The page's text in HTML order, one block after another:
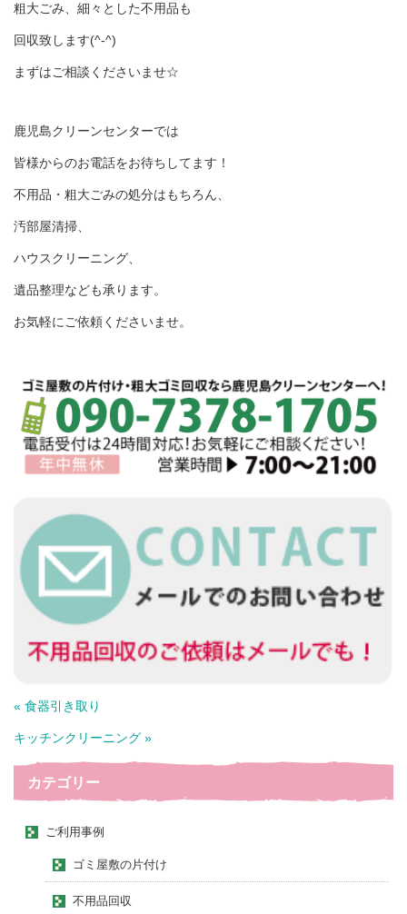
粗大ごみ、細々とした不用品も
回収致します(^-^)
まずはご相談くださいませ☆
鹿児島クリーンセンターでは
皆様からのお電話をお待ちしてます！
不用品・粗大ごみの処分はもちろん、
汚部屋清掃、
ハウスクリーニング、
遺品整理なども承ります。
お気軽にご依頼くださいませ。
« 食器引き取り
キッチンクリーニング »
カテゴリー
ご利用事例
ゴミ屋敷の片付け
不用品回収